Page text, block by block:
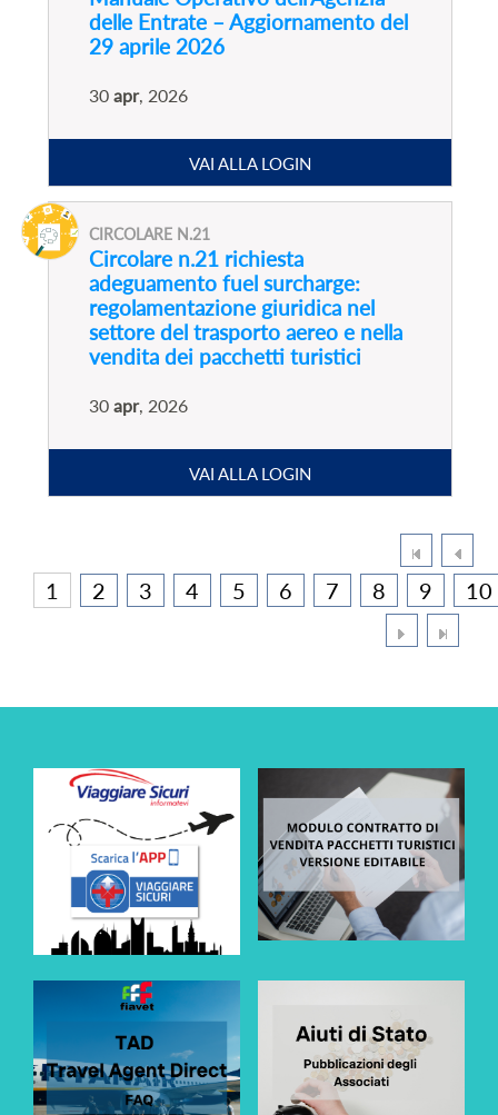
delle Entrate – Aggiornamento del
29 aprile 2026
30 apr, 2026
VAI ALLA LOGIN
CIRCOLARE N.21
Circolare n.21 richiesta
adeguamento fuel surcharge:
regolamentazione giuridica nel
settore del trasporto aereo e nella
vendita dei pacchetti turistici
30 apr, 2026
VAI ALLA LOGIN
1 2 3 4 5 6 7 8 9 10